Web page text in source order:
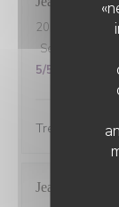
2026-07-10
-
Servizio
5/5
Tres bonne
Jean marc